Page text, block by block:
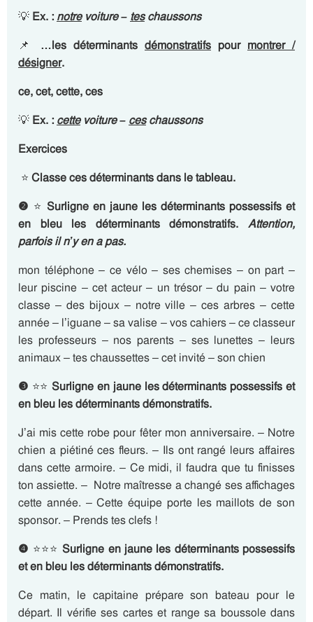
💡 Ex. : notrevoiture – teschaussons
📌
…les déterminants démonstratifs pour montrer /
désigner.
ce, cet, cette, ces
💡 Ex. : cettevoiture – ceschaussons
Exercices
⭐ Classe ces déterminants dans le tableau.
❷ ⭐ Surligne en jaune les déterminants possessifs et
en bleu les déterminants démonstratifs. Attention,
parfois il n’y en a pas.
mon téléphone – ce vélo – ses chemises – on part –
leur piscine – cet acteur – un trésor – du pain – votre
classe – des bijoux – notre ville – ces arbres – cette
année – l’iguane – sa valise – vos cahiers – ce classeur
les professeurs – nos parents – ses lunettes – leurs
animaux – tes chaussettes – cet invité – son chien
❸ ⭐⭐Surligne en jaune les déterminants possessifs et
en bleu les déterminants démonstratifs.
J’ai mis cette robe pour fêter mon anniversaire. – Notre
chien a piétiné ces fleurs. – Ils ont rangé leurs affaires
dans cette armoire. – Ce midi, il faudra que tu finisses
ton assiette. – Notre maîtresse a changé ses affichages
cette année. – Cette équipe porte les maillots de son
sponsor. – Prends tes clefs !
❹ ⭐⭐⭐Surligne en jaune les déterminants possessifs
et en bleu les déterminants démonstratifs.
Ce matin, le capitaine prépare son bateau pour le
départ. Il vérifie ses cartes et range sa boussole dans